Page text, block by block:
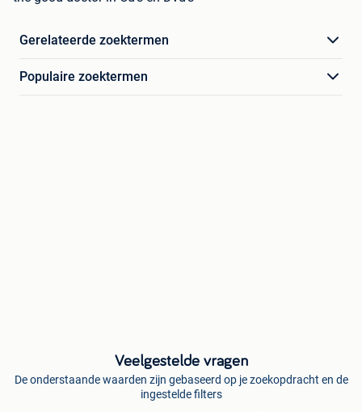
Gerelateerde zoektermen
Populaire zoektermen
Veelgestelde vragen
De onderstaande waarden zijn gebaseerd op je zoekopdracht en de
ingestelde filters